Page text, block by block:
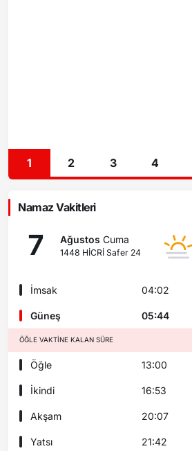
1 2 3 4
Namaz Vakitleri
7 Ağustos Cuma
1448 HİCRİ Safer 24
İmsak 04:02
Güneş 05:44
ÖĞLE VAKTINE KALAN SÜRE
Öğle 13:00
İkindi 16:53
Akşam 20:07
Yatsı 21:42